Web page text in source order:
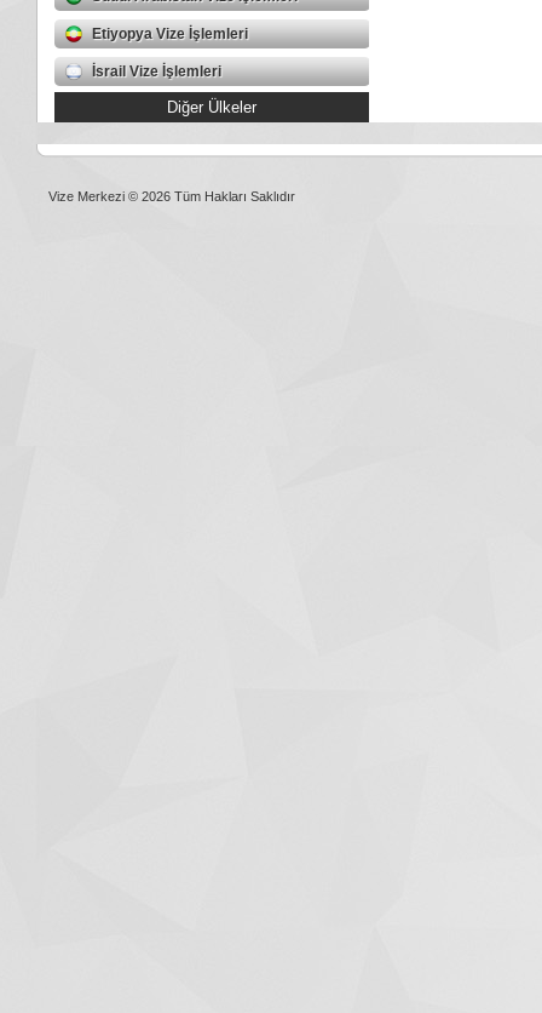
Etiyopya Vize İşlemleri
İsrail Vize İşlemleri
Diğer Ülkeler
Vize Merkezi © 2026 Tüm Hakları Saklıdır